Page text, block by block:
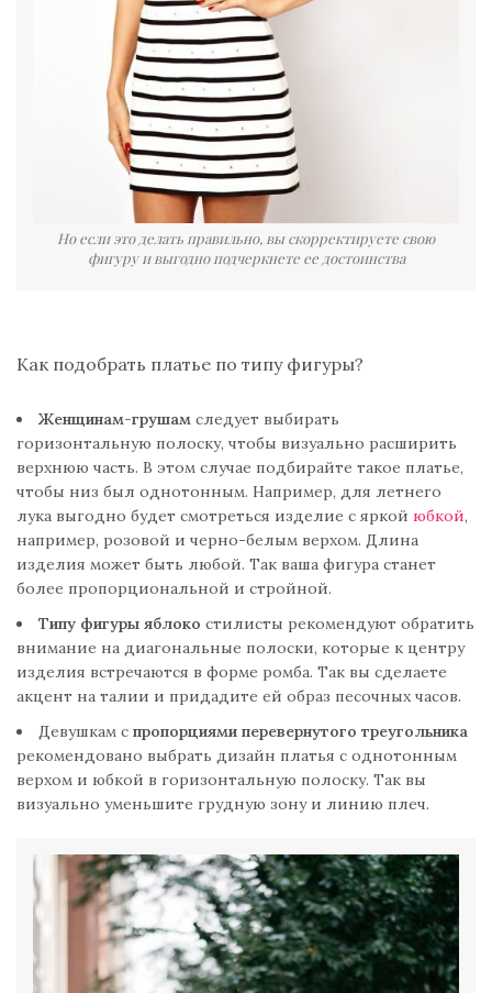
Но если это делать правильно, вы скорректируете свою
фигуру и выгодно подчеркнете ее достоинства
Как подобрать платье по типу фигуры?
Женщинам-грушам следует выбирать
горизонтальную полоску, чтобы визуально расширить
верхнюю часть. В этом случае подбирайте такое платье,
чтобы низ был однотонным. Например, для летнего
лука выгодно будет смотреться изделие с яркой юбкой,
например, розовой и черно-белым верхом. Длина
изделия может быть любой. Так ваша фигура станет
более пропорциональной и стройной.
Типу фигуры яблоко стилисты рекомендуют обратить
внимание на диагональные полоски, которые к центру
изделия встречаются в форме ромба. Так вы сделаете
акцент на талии и придадите ей образ песочных часов.
Девушкам с пропорциями перевернутого треугольника
рекомендовано выбрать дизайн платья с однотонным
верхом и юбкой в горизонтальную полоску. Так вы
визуально уменьшите грудную зону и линию плеч.